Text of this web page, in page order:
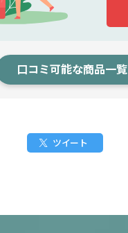
口コミ可能な商品一覧
ツイート